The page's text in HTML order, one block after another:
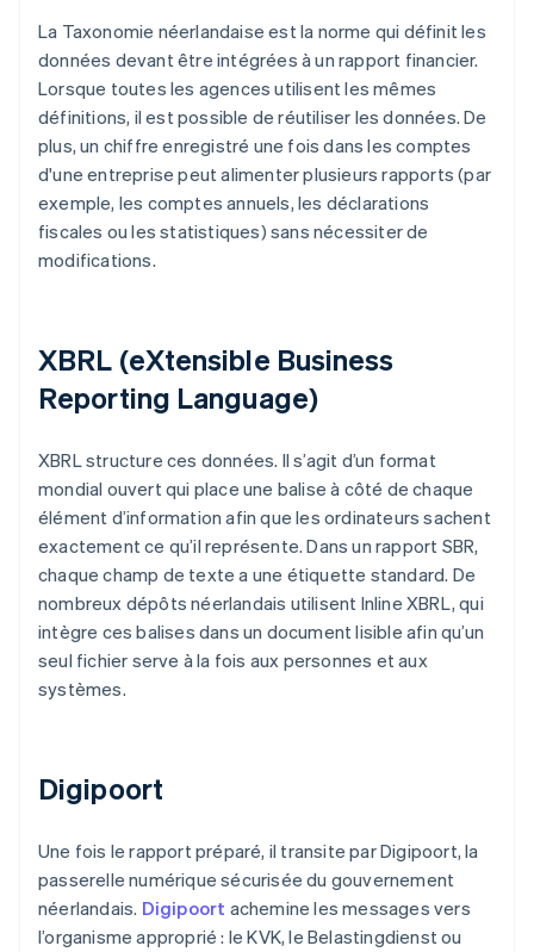
La Taxonomie néerlandaise est la norme qui définit les
données devant être intégrées à un rapport financier.
Lorsque toutes les agences utilisent les mêmes
définitions, il est possible de réutiliser les données. De
plus, un chiffre enregistré une fois dans les comptes
d'une entreprise peut alimenter plusieurs rapports (par
exemple, les comptes annuels, les déclarations
fiscales ou les statistiques) sans nécessiter de
modifications.
XBRL (eXtensible Business
Reporting Language)
XBRL structure ces données. Il s’agit d’un format
mondial ouvert qui place une balise à côté de chaque
élément d’information afin que les ordinateurs sachent
exactement ce qu’il représente. Dans un rapport SBR,
chaque champ de texte a une étiquette standard. De
nombreux dépôts néerlandais utilisent Inline XBRL, qui
intègre ces balises dans un document lisible afin qu’un
seul fichier serve à la fois aux personnes et aux
systèmes.
Digipoort
Une fois le rapport préparé, il transite par Digipoort, la
passerelle numérique sécurisée du gouvernement
néerlandais. Digipoort achemine les messages vers
l’organisme approprié : le KVK, le Belastingdienst ou